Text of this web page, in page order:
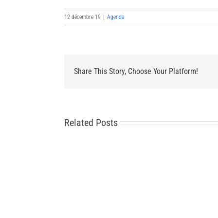
12 décembre 19 | Agenda
Share This Story, Choose Your Platform!
Related Posts